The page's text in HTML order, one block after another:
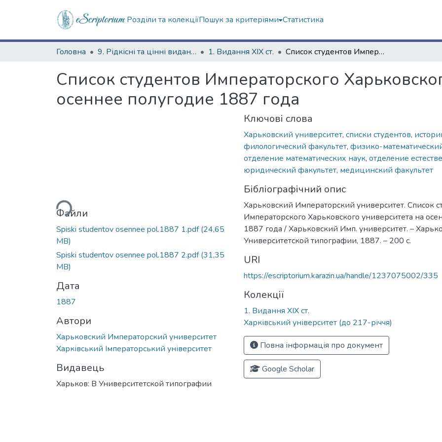
Розділи та колекціїПошук за критеріями Статистика
Головна 9. Рідкісні та цінні видання 1. Видання ХІХ ст. Список студентов Императорского Харьковского университета на осеннее полугодие 1887 года
Список студентов Императорского
осеннее полугодие 1887 года
Вантажиться...
Файли
Spiski studentov osennee pol.1887 1.pdf(24,65
MB)
Spiski studentov osennee pol.1887 2.pdf(31,35
MB)
Дата
1887
Автори
Харьковский Императорский университет
Харківський Імператорський університет
Видавець
Харьков: В Университетской типографии
Ключові слова
Харьковский университет, списки студентов,
филологический факультет, физико-
отделение математических наук, отделение
юридический факультет, медицинский факультет
Бібліографічний опис
Харьковский Императорский университет. Список
Императорского Харьковского университета на
1887 года / Харьковский Имп. университет. –
Университетской типографии, 1887. – 200 с.
URI
https://escriptorium.karazin.ua/handle/1237075002/335
Колекції
1. Видання ХІХ ст.
Харківський університет (до 217-річчя)
Повна інформація про документ
Google Scholar